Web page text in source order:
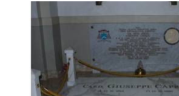
Tomba Card. Giuseppe Caprio